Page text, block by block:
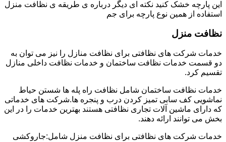
این پارچه خشک کنید نکته ای دیگر درباره ی طریقه ی نظافت منزل
استفاده از همین نوع پارچه برای جم
نظافت منزل
خدمات شرکت های نظافتی برای نظافت منازل را نیز می توان به
دو قسمت خدمات نظافت ساختمان و خدمات نظافت داخلی منازل
تقسیم کرد.
خدمات نظافت ساختمان شامل نظافت راه پله ها شستن حیاط
نماشویی کف سابی تمیز کردن درب و پنجره ها.شرکت های خدماتی
که دارای ماشین آلات تجاری نظافتی هستند بهترین خدمات را در این
بخش می توانند ارائه دهند.
خدمات شرکت های نظافتی برای نظافت منزل شامل:جاروکشی